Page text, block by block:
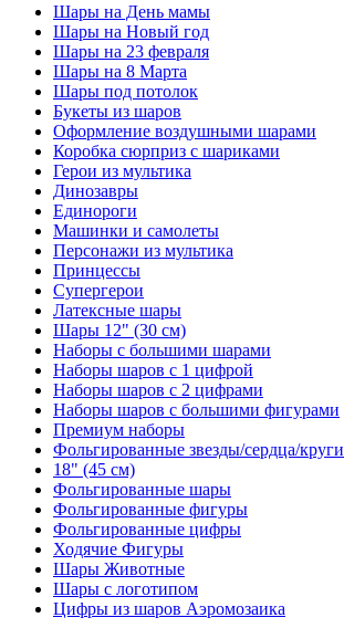
Шары на День мамы
Шары на Новый год
Шары на 23 февраля
Шары на 8 Марта
Шары под потолок
Букеты из шаров
Оформление воздушными шарами
Коробка сюрприз с шариками
Герои из мультика
Динозавры
Единороги
Машинки и самолеты
Персонажи из мультика
Принцессы
Супергерои
Латексные шары
Шары 12" (30 см)
Наборы с большими шарами
Наборы шаров с 1 цифрой
Наборы шаров с 2 цифрами
Наборы шаров с большими фигурами
Премиум наборы
Фольгированные звезды/сердца/круги
18" (45 см)
Фольгированные шары
Фольгированные фигуры
Фольгированные цифры
Ходячие Фигуры
Шары Животные
Шары с логотипом
Цифры из шаров Аэромозаика